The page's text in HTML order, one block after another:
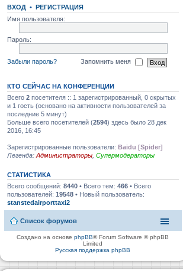
ВХОД • РЕГИСТРАЦИЯ
Имя пользователя:
Пароль:
Забыли пароль? Запомнить меня
КТО СЕЙЧАС НА КОНФЕРЕНЦИИ
Всего 2 посетителя :: 1 зарегистрированный, 0 скрытых
и 1 гость (основано на активности пользователей за
последние 5 минут)
Больше всего посетителей (2594) здесь было 28 дек
2016, 16:45
Зарегистрированные пользователи: Baidu [Spider]
Легенда: Администраторы Супермодераторы
СТАТИСТИКА
Всего сообщений: 8440 • Всего тем: 466 • Всего
пользователей: 19548 • Новый пользователь:
stanstedairporttaxi2
Список форумов
Создано на основеphpBB® Forum Software © phpBB
Limited
Русская поддержка phpBB